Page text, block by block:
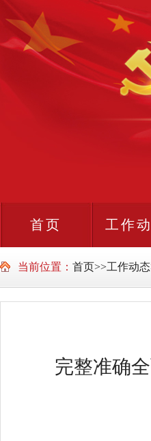
首页 工作
当前位置： 首页>>工作动态
完整准确